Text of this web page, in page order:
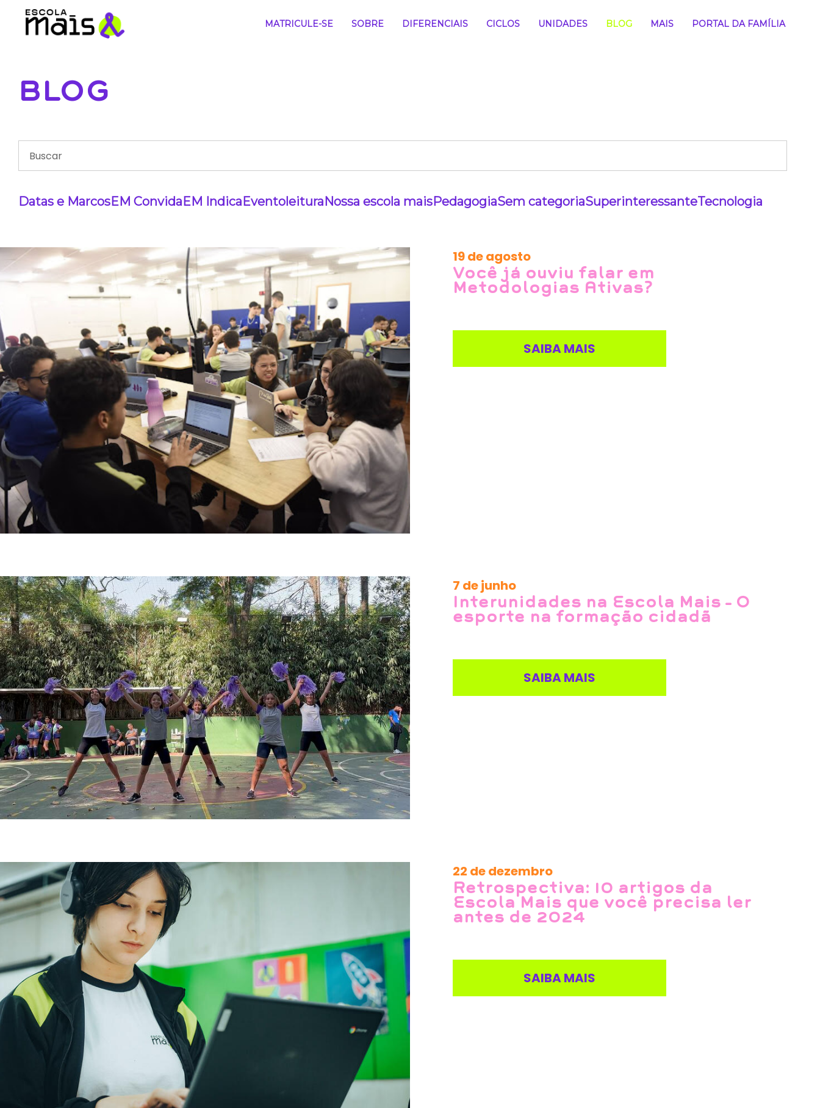
MATRICULE-SE SOBRE DIFERENCIAIS CICLOS UNIDADES BLOG MAIS PORTAL DA FAMÍLIA
BLOG
Datas e MarcosEM ConvidaEM IndicaEventoleituraNossa escola maisPedagogiaSem categoriaSuperinteressanteTecnologia
19 de agosto
Você já ouviu falar em
Metodologias Ativas?
SAIBA MAIS
7 de junho
Interunidades na Escola Mais – O
esporte na formação cidadã
SAIBA MAIS
22 de dezembro
Retrospectiva: 10 artigos da
Escola Mais que você precisa ler
antes de 2024
SAIBA MAIS